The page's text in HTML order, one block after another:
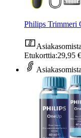
Philips Trimmeri
Etukorttia:29,95 €